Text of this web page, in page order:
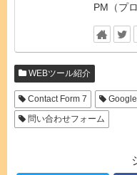
PM（プ
WEBツール紹介
Contact Form 7
問い合わせフォーム